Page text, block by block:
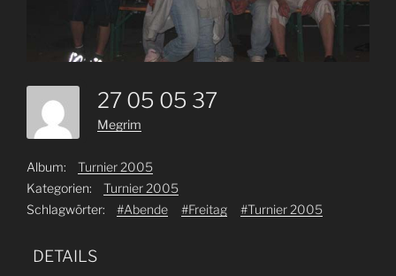
27 05 05 37
Megrim
Album:
Turnier 2005
Kategorien:
Turnier 2005
Schlagwörter:
#Abende #Freitag #Turnier 2005
DETAILS